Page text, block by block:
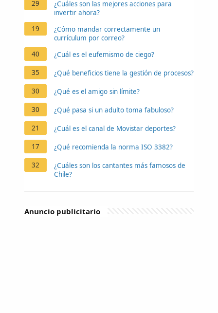
29
¿Cuáles son las mejores acciones para
invertir ahora?
19
¿Cómo mandar correctamente un
currículum por correo?
40
¿Cuál es el eufemismo de ciego?
35 ¿Qué beneficios tiene la gestión de procesos?
30 ¿Qué es el amigo sin límite?
30 ¿Qué pasa si un adulto toma fabuloso?
21 ¿Cuál es el canal de Movistar deportes?
17 ¿Qué recomienda la norma ISO 3382?
32
¿Cuáles son los cantantes más famosos de
Chile?
Anuncio publicitario